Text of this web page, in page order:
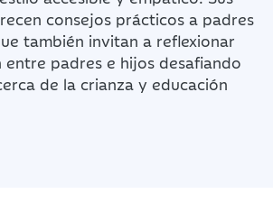
consejos prácticos a padres
también invitan a reflexionar
entre padres e hijos desafiando
de la crianza y educación